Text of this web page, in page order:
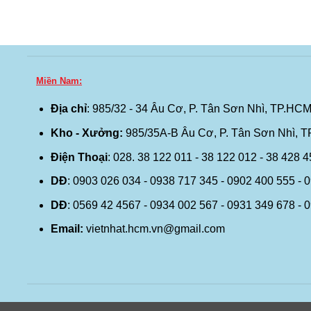
Miền Nam:
Địa chỉ: 985/32 - 34 Âu Cơ, P. Tân Sơn Nhì,
Kho - Xưởng: 985/35A-B Âu Cơ, P. Tân Sơn Nhì,
Điện Thoại: 028. 38 122 011 - 38 122 012 - 38 428
DĐ: 0903 026 034 - 0938 717 345 - 0902 400 555 -
DĐ: 0569 42 4567 - 0934 002 567 - 0931 349 678 -
Email: vietnhat.hcm.vn@gmail.com